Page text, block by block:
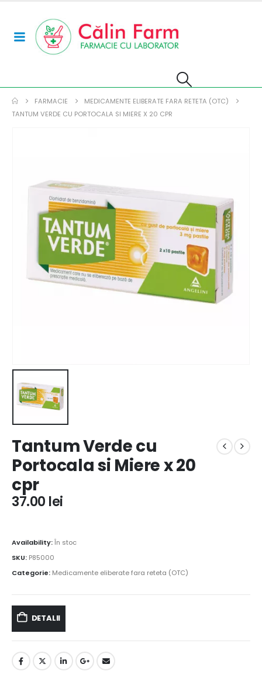
FARMACIE
MEDICAMENTE ELIBERATE FARA RETETA (OTC)
TANTUM VERDE CU PORTOCALA SI MIERE X 20 CPR
Tantum Verde cu
Portocala si Miere x 20
cpr
37.00 lei
Availability:În stoc
SKU: P85000
Categorie: Medicamente eliberate fara reteta (OTC)
DETALII